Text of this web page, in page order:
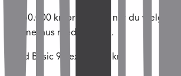
Få 150.000 kr. prisfordel, når du vælger
sommerhus med Skanlux.
Trend Basic 94 ex. grund kr.: